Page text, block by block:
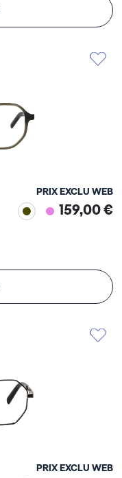
PRIX EXCLU WEB
159,00 €
PRIX EXCLU WEB